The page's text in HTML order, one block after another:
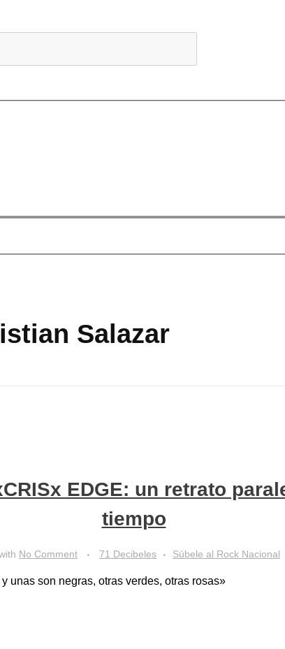
Salazar
EDGE: un retrato
tiempo
No Comment 71 Decibeles Súbele al Rock Nacional
unas son negras, otras verdes, otras rosas»